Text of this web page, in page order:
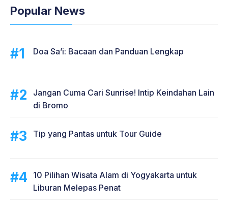
Popular News
Doa Sa’i: Bacaan dan Panduan Lengkap
Jangan Cuma Cari Sunrise! Intip Keindahan Lain
di Bromo
Tip yang Pantas untuk Tour Guide
10 Pilihan Wisata Alam di Yogyakarta untuk
Liburan Melepas Penat